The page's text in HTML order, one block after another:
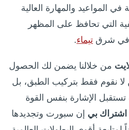
في المواعيد والمهارة العالية
التي تحافظ على المظهر
في شرق تيماء.
من خلالنا يضمن لك الحصول
نقوم فقط بتركيب الطبق، بل
الإشارة بنفس القوة
اشتراك بي إن سبورت وتجديدها